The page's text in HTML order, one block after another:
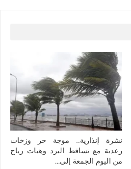
نشرة إنذارية.. موجة حر وزخات
رعدية مع تساقط البرد وهبات رياح
من اليوم الجمعة إلى…